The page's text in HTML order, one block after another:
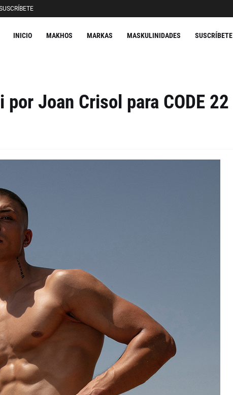
INICIO MAKHOS MARKAS MASKULINIDADES SUSCRÍBETE
Joan Crisol para CODE 22